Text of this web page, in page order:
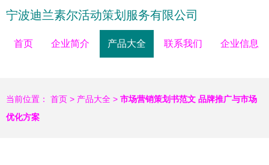
宁波迪兰素尔活动策划服务有限公司
首页 企业简介 产品大全 联系我们 企业信息
当前位置： 首页 > 产品大全 > 市场营销策划书范文 品牌推广与市场
优化方案